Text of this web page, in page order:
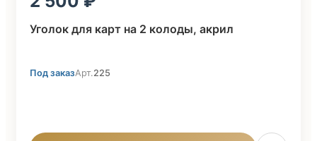
Уголок для карт на 2 колоды, акрил
Под заказАрт. 225